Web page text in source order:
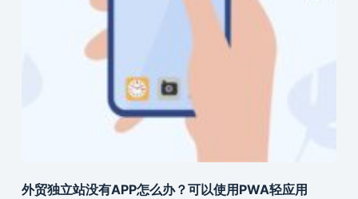
外贸独立站没有APP怎么办？可以使用PWA轻应用